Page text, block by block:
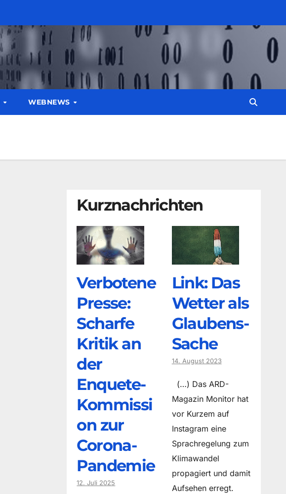
WEBNEWS
Kurznachrichten
Verbotene
Presse:
Scharfe
Kritik an
der
Enquete-
Kommissi
on zur
Corona-
Pandemie
12. Juli 2025
Link: Das
Wetter als
Glaubens-
Sache
14. August 2023
(…) Das ARD-
Magazin Monitor hat
vor Kurzem auf
Instagram eine
Sprachregelung zum
Klimawandel
propagiert und damit
Aufsehen erregt.